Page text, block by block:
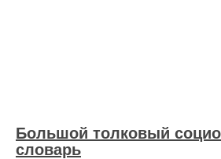
Большой толковый
словарь